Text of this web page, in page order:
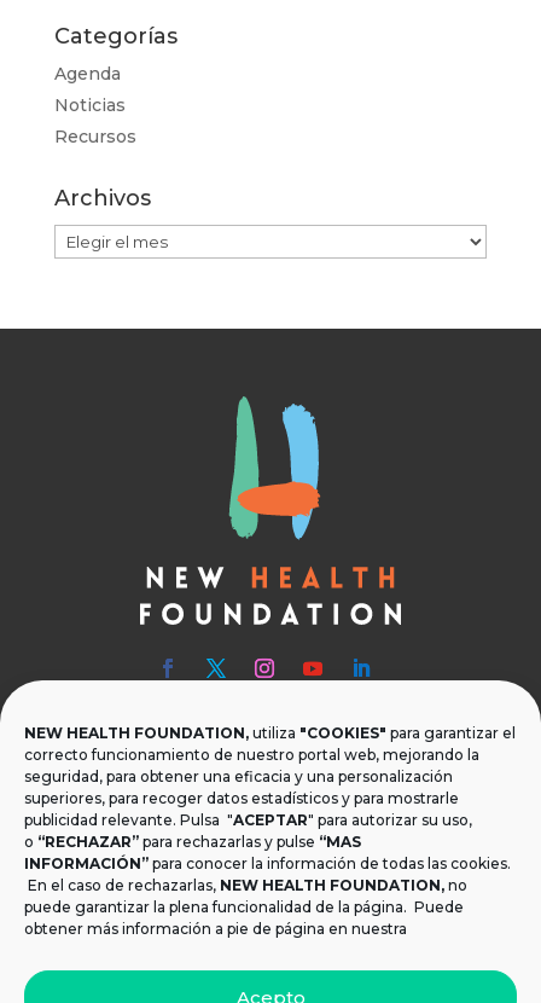
NEW HEALTH FOUNDATION, utiliza "COOKIES" para garantizar el
correcto funcionamiento de nuestro portal web, mejorando la
seguridad, para obtener una eficacia y una personalización
superiores, para recoger datos estadísticos y para mostrarle
publicidad relevante. Pulsa "ACEPTAR" para autorizar su uso,
o “RECHAZAR” para rechazarlas y pulse “MAS
INFORMACIÓN” para conocer la información de todas las cookies.
En el caso de rechazarlas, NEW HEALTH FOUNDATION, no
puede garantizar la plena funcionalidad de la página. Puede
obtener más información a pie de página en nuestra
Acepto
Categorías
Agenda
Noticias
Recursos
Archivos
Archivos
 Teléfono
T.+34 954 219 597
 Dónde estamos
Calle Monsalves 35 Local 2. 41001, Sevilla.
España
 Email